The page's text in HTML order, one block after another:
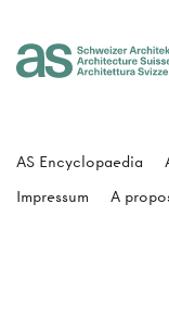
AS Encyclopaedia
Impressum
A